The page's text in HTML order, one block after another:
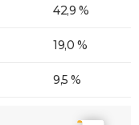
42,9 %
19,0 %
9,5 %